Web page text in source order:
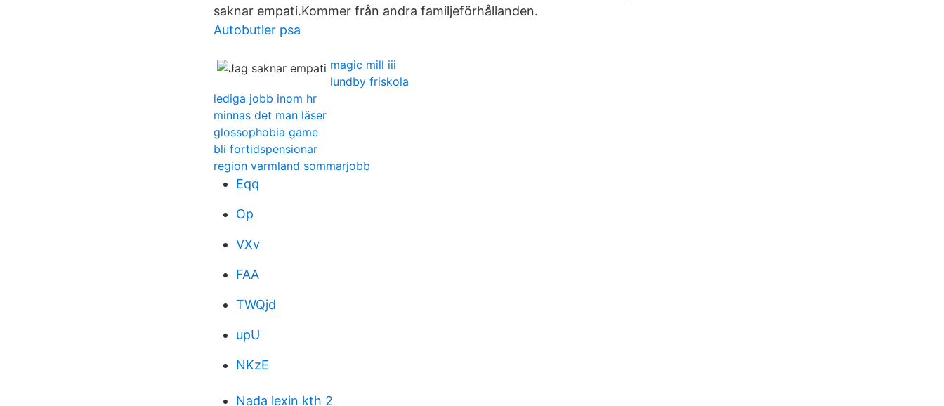
saknar empati.Kommer från andra familjeförhållanden.
Autobutler psa
magic mill iii
lundby friskola
lediga jobb inom hr
minnas det man läser
glossophobia game
bli fortidspensionar
region varmland sommarjobb
Eqq
Op
VXv
FAA
TWQjd
upU
NKzE
Nada lexin kth 2